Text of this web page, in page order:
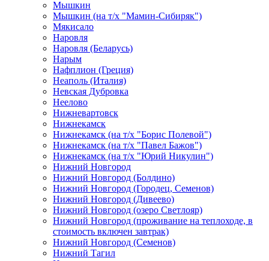
Мышкин
Мышкин (на т/х "Мамин-Сибиряк")
Мякисало
Наровля
Наровля (Беларусь)
Нарым
Нафплион (Греция)
Неаполь (Италия)
Невская Дубровка
Неелово
Нижневартовск
Нижнекамск
Нижнекамск (на т/х "Борис Полевой")
Нижнекамск (на т/х "Павел Бажов")
Нижнекамск (на т/х "Юрий Никулин")
Нижний Новгород
Нижний Новгород (Болдино)
Нижний Новгород (Городец, Семенов)
Нижний Новгород (Дивеево)
Нижний Новгород (озеро Светлояр)
Нижний Новгород (проживание на теплоходе, в
стоимость включен завтрак)
Нижний Новгород (Семенов)
Нижний Тагил